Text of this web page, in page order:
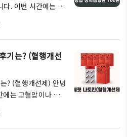
다. 이번 시간에는 농
향환'에 대해서 자
추가로 농협에서 판매
들이 있으며, 각각의
해서도 함께 알려드
순수 정보성 목적
책 침향환 효능, 가
와 가격비교(골드,
기는? (혈행개선
? (혈행개선제) 안녕
는 고혈압이나 고지
에 대해서 알아보는
웰릿 나토킨의 주원